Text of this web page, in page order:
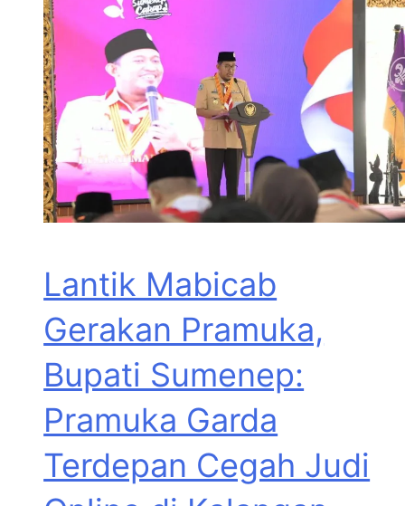
Lantik Mabicab
Gerakan Pramuka,
Bupati Sumenep:
Pramuka Garda
Terdepan Cegah Judi